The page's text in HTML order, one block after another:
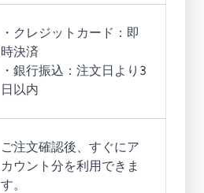
・クレジットカード：即
時決済
・銀行振込：注文日より3
日以内
ご注文確認後、すぐにア
カウント分を利用できま
す。